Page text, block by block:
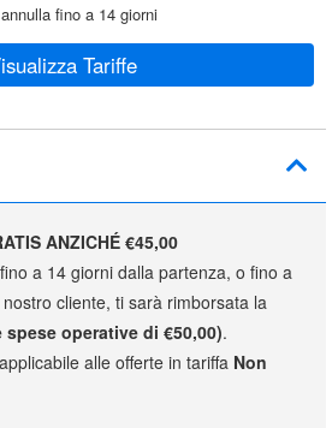
annulla fino a 14 giorni
Tariffe
ANZICHÉ €45,00
a 14 giorni dalla partenza, o fino a
cliente, ti sarà rimborsata la
spese operative di €50,00).
alle offerte in tariffa Non